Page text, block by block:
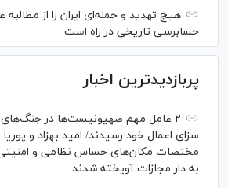
هیچ تهدید و حمله‌ای ایران را از مطالبه
حسابرسی تاریخی در راه است
پربازدیدترین اخبار
سزای اعمال خود رسیدند/ امید بهزاد و
مختصات مکان‌های حساس نظامی و امنیتی
به دار مجازات آویخته شدند